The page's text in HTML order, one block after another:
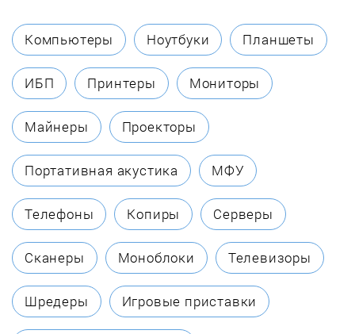
Компьютеры Ноутбуки Планшеты
ИБП Принтеры Мониторы
Майнеры Проекторы
Портативная акустика МФУ
Телефоны Копиры Серверы
Сканеры Моноблоки Телевизоры
Шредеры Игровые приставки